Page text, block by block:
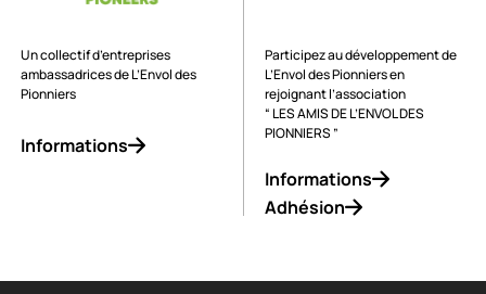
Un collectif d’entreprises
ambassadrices de L’Envol des
Pionniers
Informations
Participez au développement de
L’Envol des Pionniers en
rejoignant l’association
“ LES AMIS DE L’ENVOL DES
PIONNIERS ”
Informations
Adhésion